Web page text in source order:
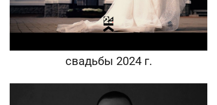
свадьбы 2024 г.